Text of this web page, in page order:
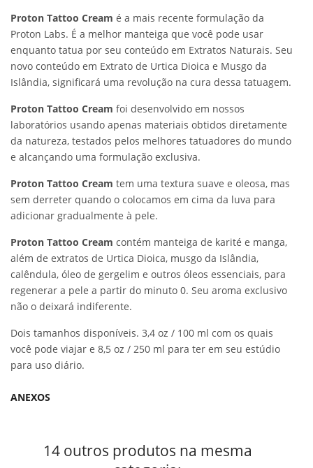
Proton Tattoo Cream é a mais recente formulação da
Proton Labs. É a melhor manteiga que você pode usar
enquanto tatua por seu conteúdo em Extratos Naturais. Seu
novo conteúdo em Extrato de Urtica Dioica e Musgo da
Islândia, significará uma revolução na cura dessa tatuagem.
Proton Tattoo Cream foi desenvolvido em nossos
laboratórios usando apenas materiais obtidos diretamente
da natureza, testados pelos melhores tatuadores do mundo
e alcançando uma formulação exclusiva.
Proton Tattoo Cream tem uma textura suave e oleosa, mas
sem derreter quando o colocamos em cima da luva para
adicionar gradualmente à pele.
Proton Tattoo Cream contém manteiga de karité e manga,
além de extratos de Urtica Dioica, musgo da Islândia,
calêndula, óleo de gergelim e outros óleos essenciais, para
regenerar a pele a partir do minuto 0. Seu aroma exclusivo
não o deixará indiferente.
Dois tamanhos disponíveis. 3,4 oz / 100 ml com os quais
você pode viajar e 8,5 oz / 250 ml para ter em seu estúdio
para uso diário.
ANEXOS
14 outros produtos na mesma